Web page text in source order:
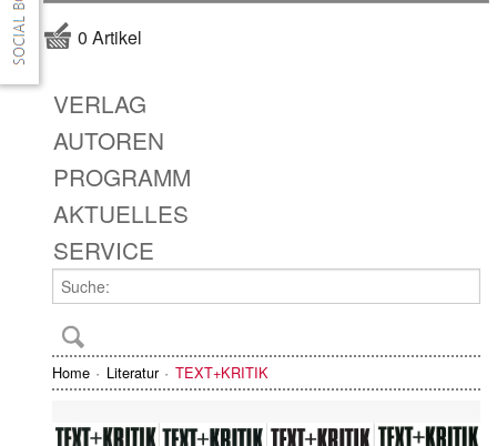
0 Artikel
VERLAG
AUTOREN
PROGRAMM
AKTUELLES
SERVICE
Home Literatur TEXT+KRITIK